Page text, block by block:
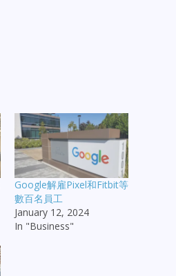
Google解雇Pixel和Fitbit等
數百名員工
January 12, 2024
In "Business"